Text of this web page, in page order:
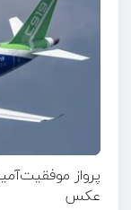
پرواز
عکس